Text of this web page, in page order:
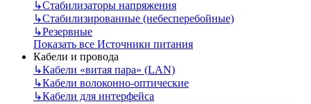
↳Стабилизаторы напряжения
↳Стабилизированные (небесперебойные)
↳Резервные
Показать все Источники питания
Кабели и провода
↳Кабели «витая пара» (LAN)
↳Кабели волоконно-оптические
↳Кабели для интерфейса